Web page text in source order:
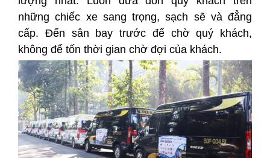
những chiếc xe sang trọng, sạch sẽ và đẳng
cấp. Đến sân bay trước để chờ quý khách,
không để tốn thời gian chờ đợi của khách.